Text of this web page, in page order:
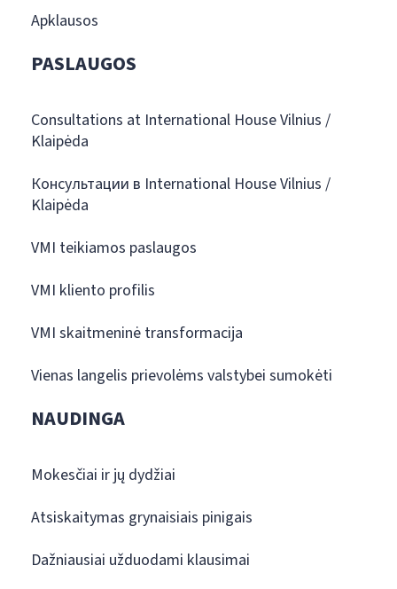
Apklausos
PASLAUGOS
Consultations at International House Vilnius /
Klaipėda
Консультации в International House Vilnius /
Klaipėda
VMI teikiamos paslaugos
VMI kliento profilis
VMI skaitmeninė transformacija
Vienas langelis prievolėms valstybei sumokėti
NAUDINGA
Mokesčiai ir jų dydžiai
Atsiskaitymas grynaisiais pinigais
Dažniausiai užduodami klausimai